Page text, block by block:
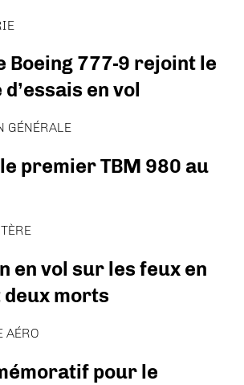
Boeing 777-9 rejoint le
en vol
GÉNÉRALE
premier TBM 980 au
en vol sur les feux en
morts
AÉRO
pour le